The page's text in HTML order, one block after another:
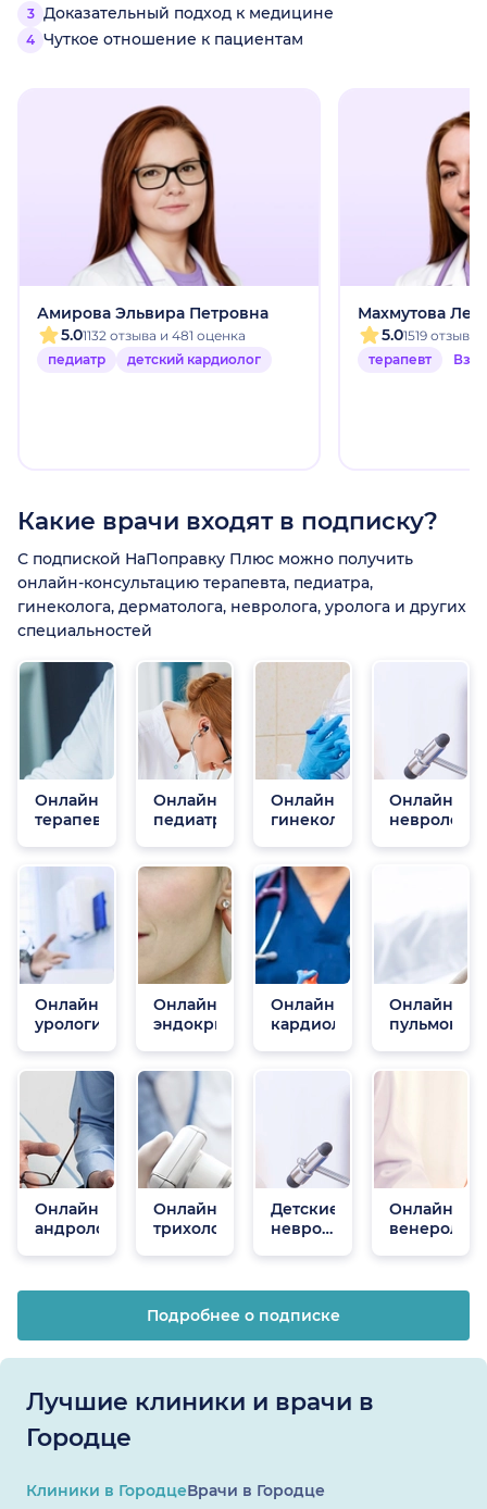
Доказательный подход к медицине
Чуткое отношение к пациентам
Амирова Эльвира Петровна
5.01132 отзыва и 481 оценка
педиатр
детский кардиолог
Махмутова
5.01519
терапевт
Какие врачи входят в подписку?
С подпиской НаПоправку Плюс можно получить
онлайн-консультацию терапевта, педиатра,
гинеколога, дерматолога, невролога, уролога и других
специальностей
Онлайн
терапевты
Онлайн
педиатры
Онлайн
гинекологи
Онлайн
неврологи
Онлайн
урологи
Онлайн
эндокринологи
Онлайн
кардиологи
Онлайн
Онлайн
андрологи
Онлайн
трихологи
Детские
неврологи
Онлайн
венерологи
Подробнее о подписке
Лучшие клиники и врачи в
Городце
Клиники в ГородцеВрачи в Городце